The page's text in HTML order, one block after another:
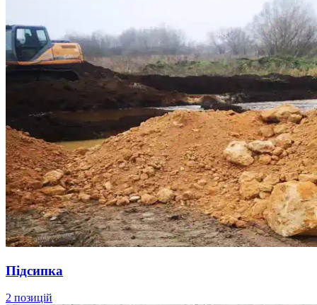
Підсипка
2 позицій